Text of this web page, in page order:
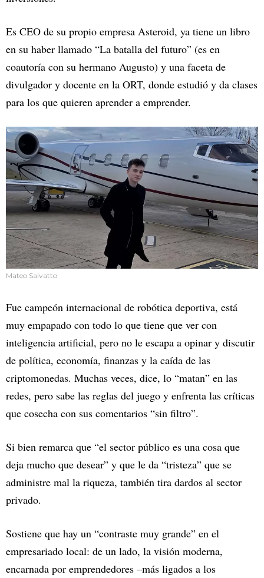
Es CEO de su propio empresa Asteroid, ya tiene un libro
en su haber llamado “La batalla del futuro” (es en
coautoría con su hermano Augusto) y una faceta de
divulgador y docente en la ORT, donde estudió y da clases
para los que quieren aprender a emprender.
Mateo Salvatto
Fue campeón internacional de robótica deportiva, está
muy empapado con todo lo que tiene que ver con
inteligencia artificial, pero no le escapa a opinar y discutir
de política, economía, finanzas y la caída de las
criptomonedas. Muchas veces, dice, lo “matan” en las
redes, pero sabe las reglas del juego y enfrenta las críticas
que cosecha con sus comentarios “sin filtro”.
Si bien remarca que “el sector público es una cosa que
deja mucho que desear” y que le da “tristeza” que se
administre mal la riqueza, también tira dardos al sector
privado.
Sostiene que hay un “contraste muy grande” en el
empresariado local: de un lado, la visión moderna,
encarnada por emprendedores –más ligados a los